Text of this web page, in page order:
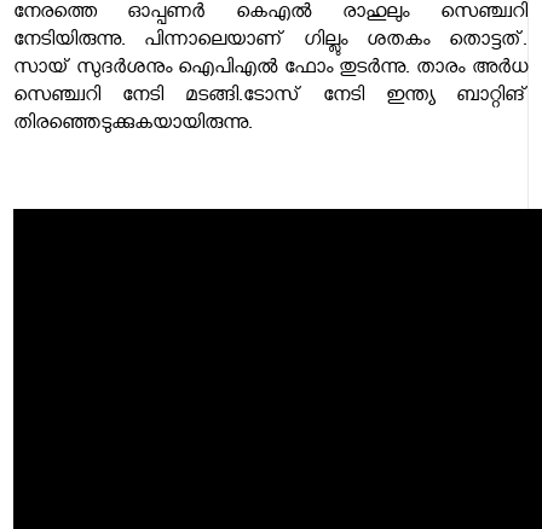
നേരത്തെ ഓപ്പണർ കെഎൽ രാഹുലും സെഞ്ച്വറി
നേടിയിരുന്നു. പിന്നാലെയാണ് ഗില്ലും ശതകം തൊട്ടത്.
സായ് സുദർശനും ഐപിഎൽ ഫോം തുടർന്നു. താരം അർധ
സെഞ്ച്വറി നേടി മടങ്ങി.ടോസ് നേടി ഇന്ത്യ ബാറ്റിങ്
തിരഞ്ഞെടുക്കുകയായിരുന്നു.